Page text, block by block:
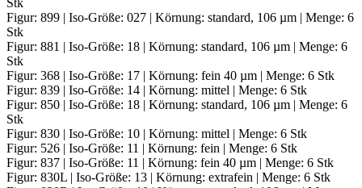
Figur: 899 | Iso-Größe: 027 | Körnung: standard, 106 µm | Menge: 6
Stk
Figur: 881 | Iso-Größe: 18 | Körnung: standard, 106 µm | Menge: 6
Stk
Figur: 368 | Iso-Größe: 17 | Körnung: fein 40 µm | Menge: 6 Stk
Figur: 839 | Iso-Größe: 14 | Körnung: mittel | Menge: 6 Stk
Figur: 850 | Iso-Größe: 18 | Körnung: standard, 106 µm | Menge: 6
Stk
Figur: 830 | Iso-Größe: 10 | Körnung: mittel | Menge: 6 Stk
Figur: 526 | Iso-Größe: 11 | Körnung: fein | Menge: 6 Stk
Figur: 837 | Iso-Größe: 11 | Körnung: fein 40 µm | Menge: 6 Stk
Figur: 830L | Iso-Größe: 13 | Körnung: extrafein | Menge: 6 Stk